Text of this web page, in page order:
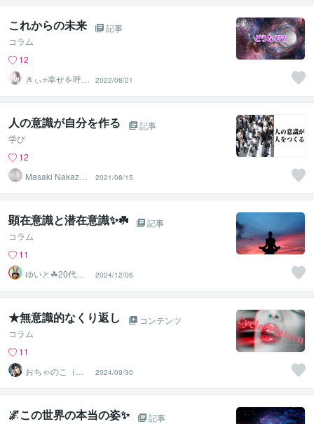
これからの未来
記事
コラム
12
きぃ⭐️幸せを呼び
込むふわっと女
神⭐️
2022/08/21
人の意識が自分を作る
記事
学び
12
Masaki Nakazak
2021/08/15
顕在意識と潜在意識✨☘️
記事
コラム
11
ゆいと☘20代✨
あなたの心の拠
り所✨☘️
2024/12/06
★無意識的なくり返し
コンテンツ
コラム
11
おちゃのこ（御
茶乃子祭々）
2024/09/30
🌌この世界の本当の姿✨
記事